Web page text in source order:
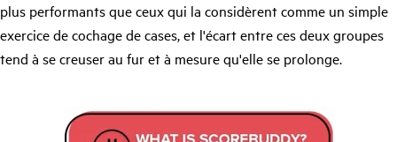
plus performants que ceux qui la considèrent comme un simple
exercice de cochage de cases, et l'écart entre ces deux groupes
tend à se creuser au fur et à mesure qu'elle se prolonge.